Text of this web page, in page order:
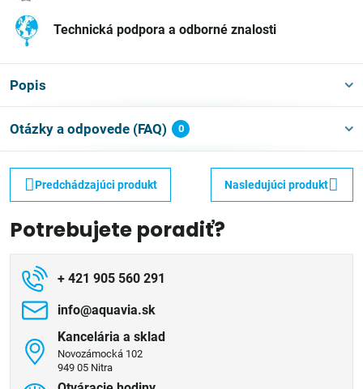
Technická podpora a odborné znalosti
Popis
Otázky a odpovede (FAQ) 0
Predchádzajúci produkt Nasledujúci produkt
Potrebujete poradiť?
+ 421 905 560 291
info​@aquavia​.sk
Kancelária a sklad
Novozámocká 102
949 05 Nitra